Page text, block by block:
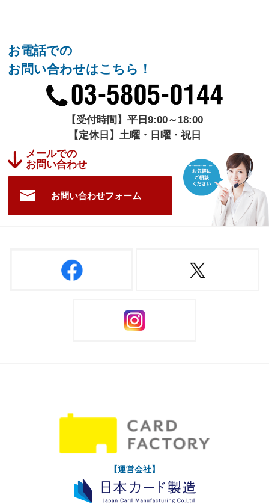
お電話での
お問い合わせはこちら！
【受付時間】平日9:00～18:00
【定休日】土曜・日曜・祝日
メールでの
お問い合わせ
お問い合わせフォーム
【運営会社】